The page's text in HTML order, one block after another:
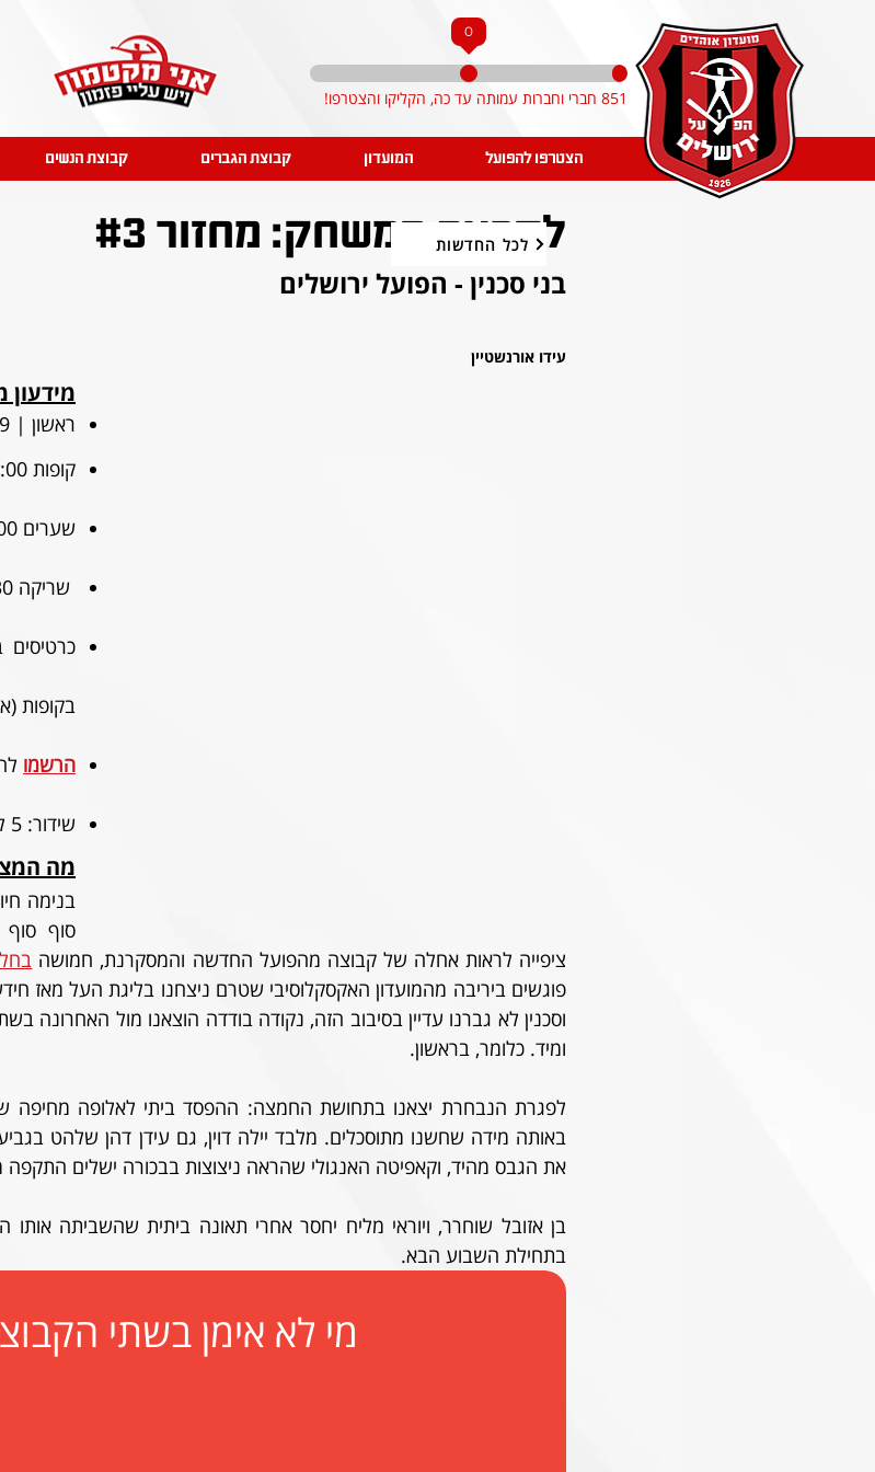
0
851 חברי וחברות עמותה עד כה, הקליקו והצטרפו!
הצטרפו להפועל המועדון קבוצת הגברים קבוצת הנשים
לקראת המשחק: מחזור #3
בני סכנין - הפועל ירושלים
עידו אורנשטיין
ראשון | 17.9 | דוחא
קופות 18:00
שערים 18:00
בקופות
הרשמו
שידור: 5 לייב
מה
ציפייה לראות אחלה של קבוצה מהפועל החדשה והמסקרנת, חמושה
ומיד. כלומר, בראשון.
את הגבס מהיד, וקאפיטה האנגולי שהראה ניצוצות בבכורה ישלים התקפה
בתחילת השבוע הבא.
מי לא אימן בשתי
לכל החדשות